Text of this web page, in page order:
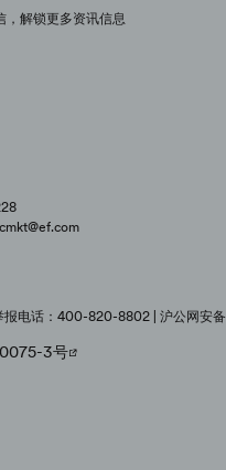
，解锁更多资讯信息
报电话：400-820-8802 | 沪公网安备
3号